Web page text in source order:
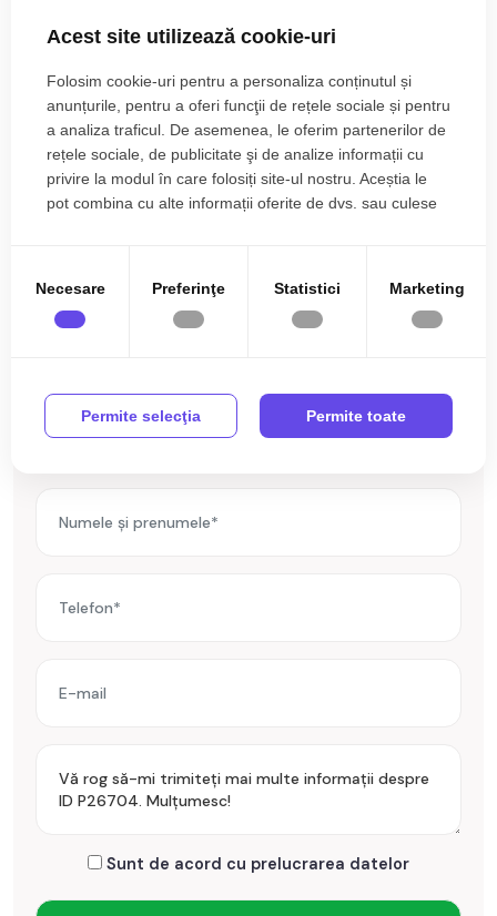
• Bucatarie: nemobilata, neutilata;
• Mobilat: nemobilat;
• Utilitati: curent electric, apa, canalizare, gaz, acces internet;
• Izolatii: exterior, bloc izolat termic;
• Contorizare: apometre, contor gaz, contor curent electric;
• Caracteristici casa/vila: acoperis.
Incalzirea se realizeaza prin centrala proprie, calorifere
Se accepta ca si modalitate de plata surse proprii
Nemobilata
Neutilata
Apometre
Contor gaz
Nemobilat
Acoperis
Broker Imobiliar
0785.822.822
Ati vizualizat anuntul: Apartament 3 camere 76 mpu 3 locuri
Ești interesat de aceasta proprietate ?
Sunt de acord cu prelucrarea datelor
Acest site utilizează cookie-uri
Folosim cookie-uri pentru a personaliza conținutul și
anunțurile, pentru a oferi funcţii de rețele sociale și pentru
a analiza traficul. De asemenea, le oferim partenerilor de
rețele sociale, de publicitate şi de analize informații cu
privire la modul în care folosiți site-ul nostru. Aceștia le
pot combina cu alte informații oferite de dvs. sau culese
Necesare Preferinţe Statistici Marketing
Permite selecţia Permite toate